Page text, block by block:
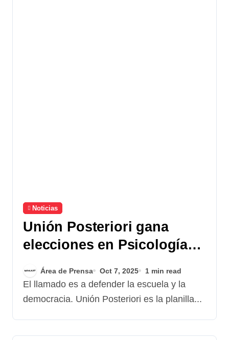
Noticias
Unión Posteriori gana
elecciones en Psicología
de la USAC
Área de Prensa Oct 7, 2025 1 min read
El llamado es a defender la escuela y la
democracia. Unión Posteriori es la planilla...